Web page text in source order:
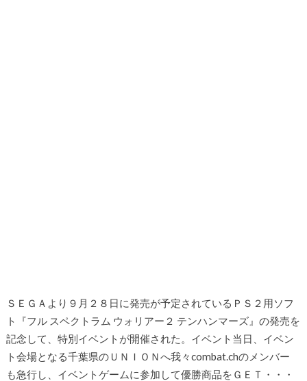
ＳＥＧＡより９月２８日に発売が予定されているＰＳ２用ソフ
ト『フル スペクトラム ウォリアー２ テンハンマーズ』の発売を
記念して、特別イベントが開催された。イベント当日、イベン
ト会場となる千葉県のＵＮＩＯＮへ我々combat.chのメンバー
も急行し、イベントゲームに参加して優勝商品をＧＥＴ・・・